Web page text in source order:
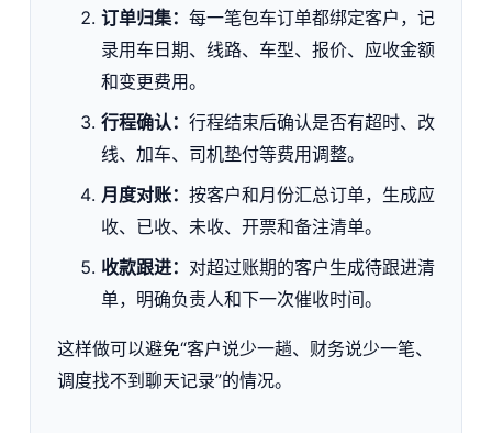
订单归集： 每一笔包车订单都绑定客户，记
录用车日期、线路、车型、报价、应收金额
和变更费用。
行程确认： 行程结束后确认是否有超时、改
线、加车、司机垫付等费用调整。
月度对账： 按客户和月份汇总订单，生成应
收、已收、未收、开票和备注清单。
收款跟进： 对超过账期的客户生成待跟进清
单，明确负责人和下一次催收时间。
这样做可以避免“客户说少一趟、财务说少一笔、
调度找不到聊天记录”的情况。